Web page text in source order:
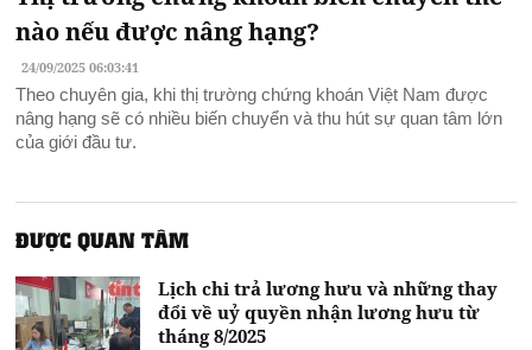
nào nếu được nâng hạng?
24/09/2025 06:03:41
Theo chuyên gia, khi thị trường chứng khoán Việt Nam được
nâng hạng sẽ có nhiều biến chuyển và thu hút sự quan tâm lớn
của giới đầu tư.
ĐƯỢC QUAN TÂM
Lịch chi trả lương hưu và những thay
đổi về uỷ quyền nhận lương hưu từ
tháng 8/2025